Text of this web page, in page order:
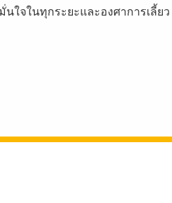
จในทุกระยะและองศาการเลี้ยว